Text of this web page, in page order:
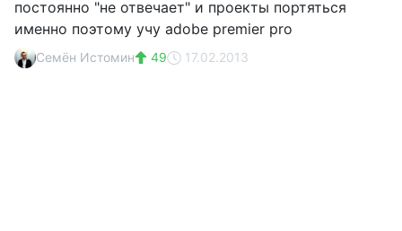
постоянно "не отвечает" и проекты портяться
именно поэтому учу adobe premier pro
Семён Истомин 49 17.02.2013